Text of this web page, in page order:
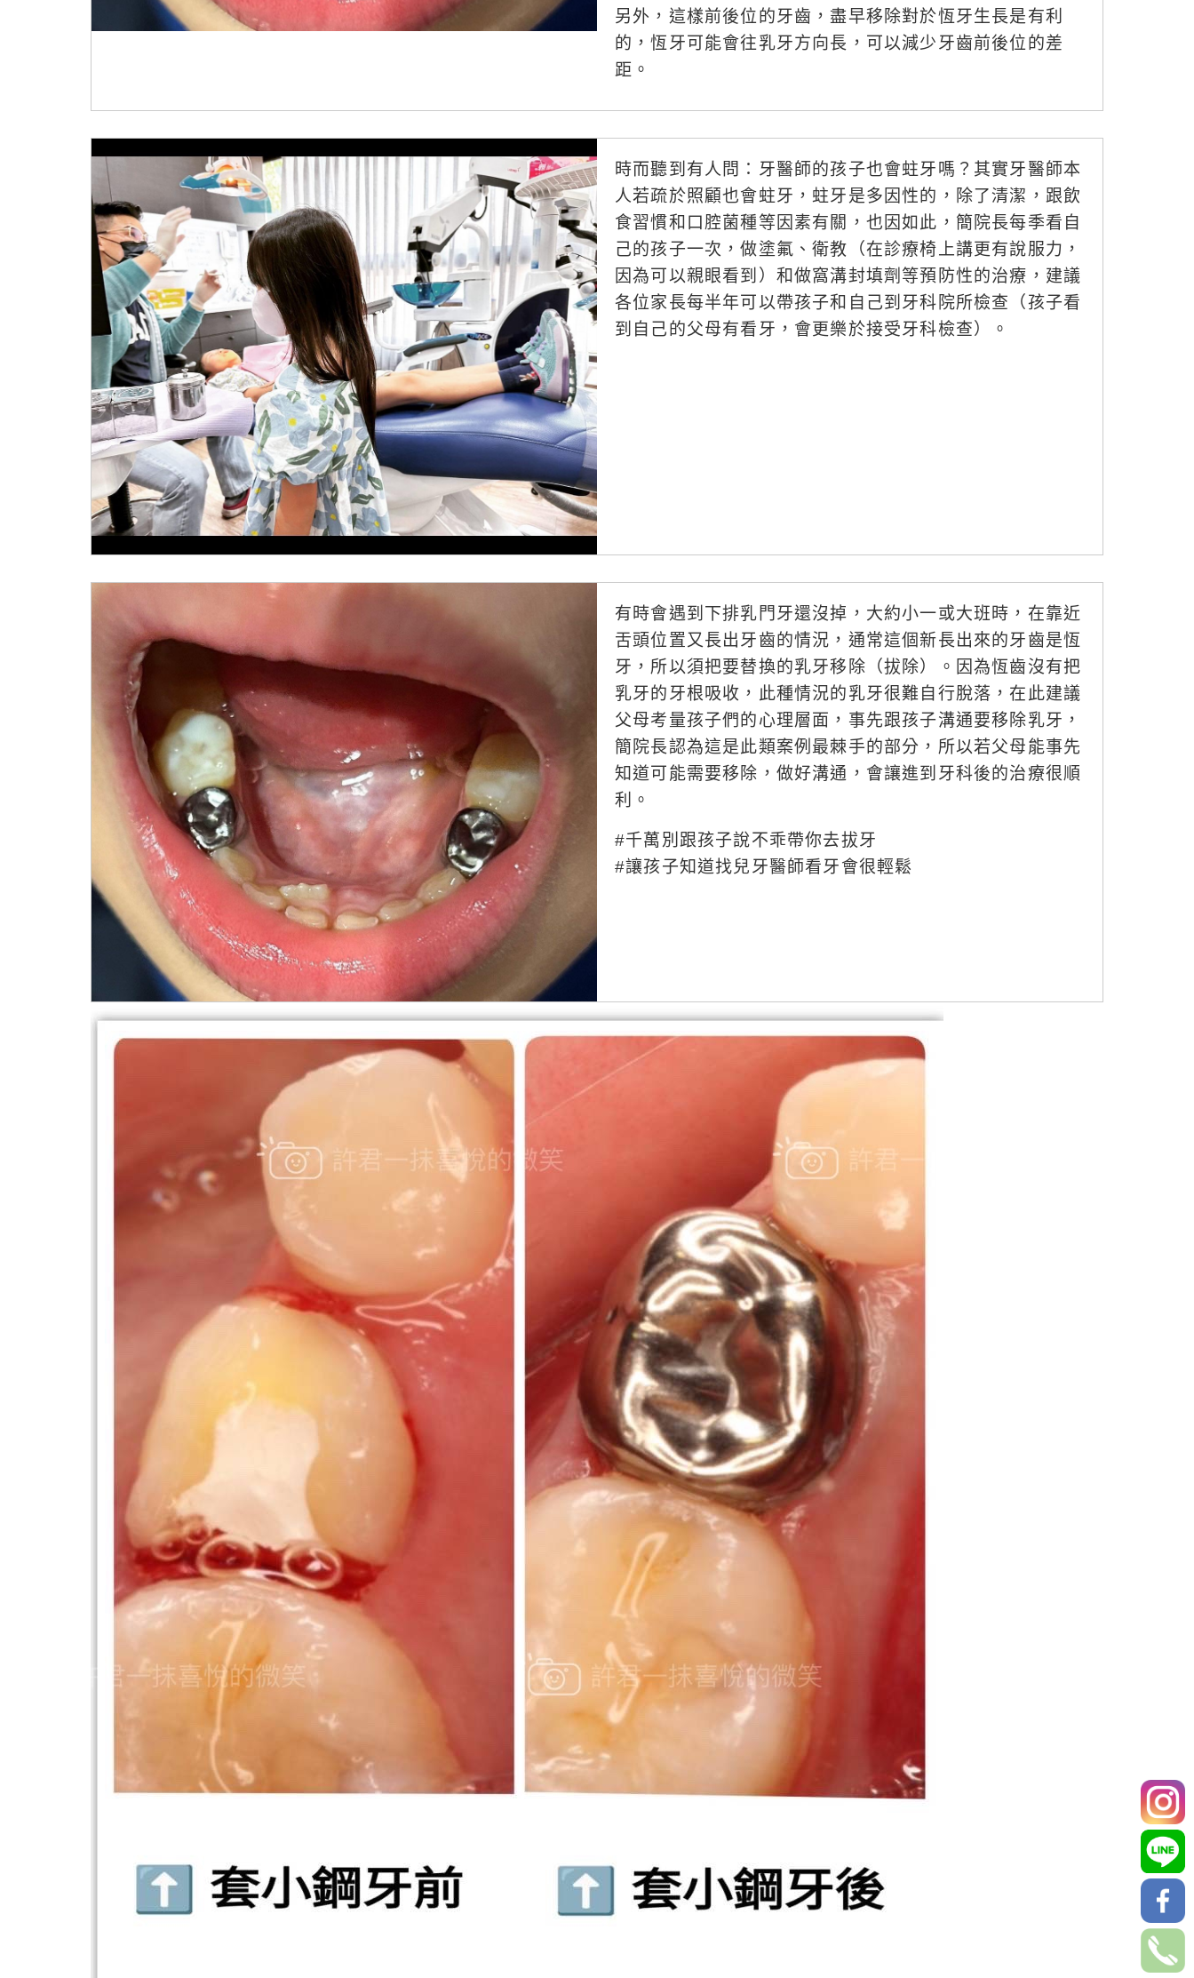
另外，這樣前後位的牙齒，盡早移除對於恆牙生長是有利
的，恆牙可能會往乳牙方向長，可以減少牙齒前後位的差
距。
時而聽到有人問：牙醫師的孩子也會蛀牙嗎？其實牙醫師本
人若疏於照顧也會蛀牙，蛀牙是多因性的，除了清潔，跟飲
食習慣和口腔菌種等因素有關，也因如此，簡院長每季看自
己的孩子一次，做塗氟、衛教（在診療椅上講更有說服力，
因為可以親眼看到）和做窩溝封填劑等預防性的治療，建議
各位家長每半年可以帶孩子和自己到牙科院所檢查（孩子看
到自己的父母有看牙，會更樂於接受牙科檢查）。
有時會遇到下排乳門牙還沒掉，大約小一或大班時，在靠近
舌頭位置又長出牙齒的情況，通常這個新長出來的牙齒是恆
牙，所以須把要替換的乳牙移除（拔除）。因為恆齒沒有把
乳牙的牙根吸收，此種情況的乳牙很難自行脫落，在此建議
父母考量孩子們的心理層面，事先跟孩子溝通要移除乳牙，
簡院長認為這是此類案例最棘手的部分，所以若父母能事先
知道可能需要移除，做好溝通，會讓進到牙科後的治療很順
利。
#千萬別跟孩子說不乖帶你去拔牙
#讓孩子知道找兒牙醫師看牙會很輕鬆